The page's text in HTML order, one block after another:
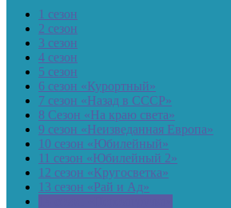
1 сезон
2 сезон
3 сезон
4 сезон
5 сезон
6 сезон «Курортный»
7 сезон «Назад в СССР»
8 Сезон «На краю света»
9 сезон «Неизведанная Европа»
10 сезон «Юбилейный»
11 сезон «Юбилейный 2»
12 сезон «Кругосветка»
13 сезон «Рай и Ад»